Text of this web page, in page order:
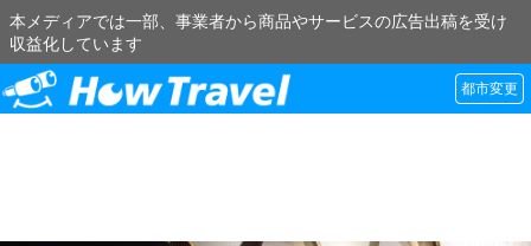
本メディアでは一部、事業者から商品やサービスの広告出稿を受け
収益化しています
都市変更